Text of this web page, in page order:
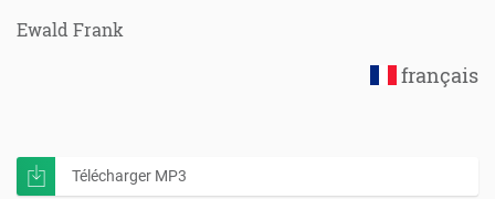
Ewald Frank
français
Télécharger MP3